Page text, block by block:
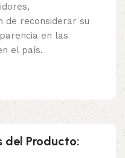
de reconsiderar su
en las
el país.
del Producto: